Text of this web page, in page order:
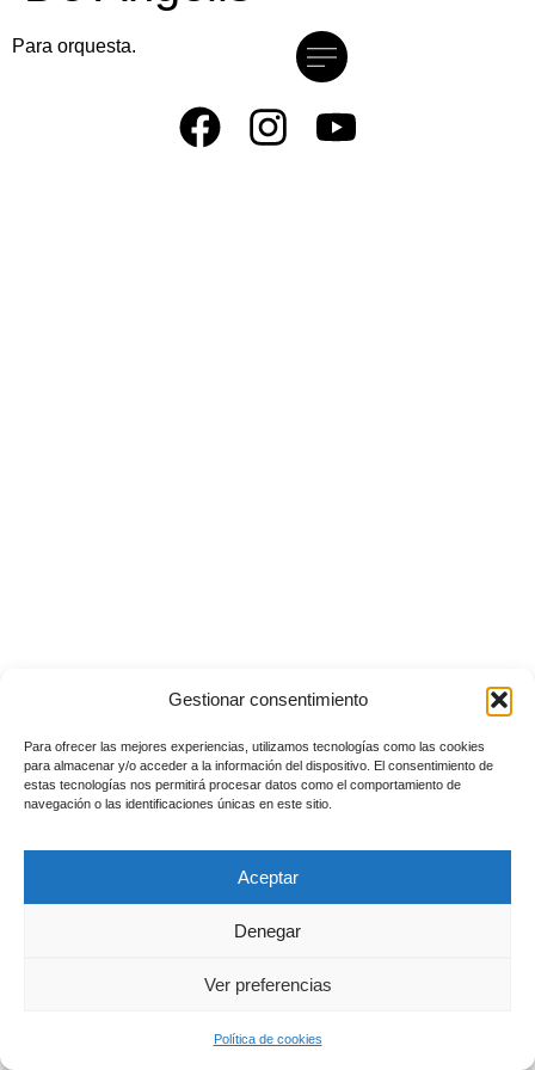
Gestionar consentimiento
Para ofrecer las mejores experiencias, utilizamos tecnologías como las cookies
para almacenar y/o acceder a la información del dispositivo. El consentimiento de
estas tecnologías nos permitirá procesar datos como el comportamiento de
navegación o las identificaciones únicas en este sitio.
Aceptar
Denegar
Ver preferencias
Política de cookies
Para orquesta.